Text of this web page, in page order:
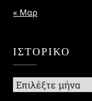
« Μαρ
ΙΣΤΟΡΙΚΌ
Ιστορικό